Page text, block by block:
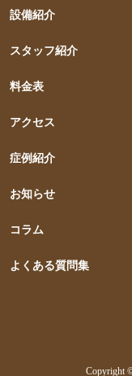
設備紹介
スタッフ紹介
料金表
アクセス
症例紹介
お知らせ
コラム
よくある質問集
Copyright